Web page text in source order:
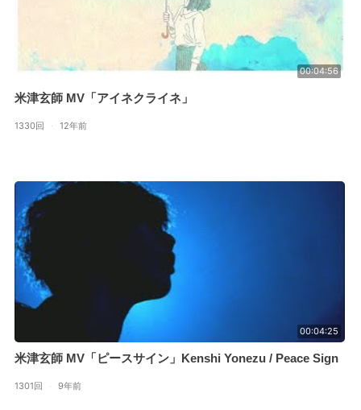
00:04:56
米津玄師 MV「アイネクライネ」
1330回 · 12年前
00:04:25
米津玄師 MV「ピースサイン」Kenshi Yonezu / Peace Sign
1301回 · 9年前